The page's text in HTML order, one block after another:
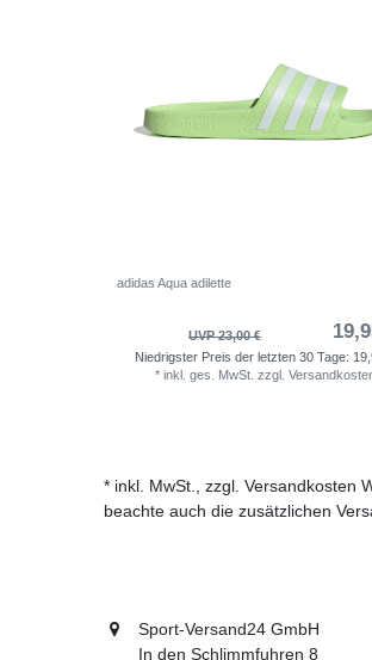
adidas Aqua adilette
UVP 23,00 €
Niedrigster Preis der letzten 30 Tage:
* inkl. ges. MwSt. zzgl.
* inkl. MwSt., zzgl. Versandkosten
beachte auch die zusätzlichen
Sport-Versand24 GmbH
In den Schlimmfuhren 8